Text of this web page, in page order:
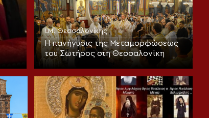
Ι.Μ. Θεσσαλονίκης
Η πανήγυρις της Μεταμορφώσεως
του Σωτήρος στη Θεσσαλονίκη